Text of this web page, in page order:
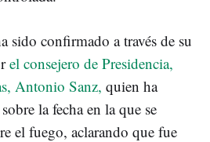
sido confirmado a través de su
el consejero de Presidencia,
Antonio Sanz, quien ha
la fecha en la que se
el fuego, aclarando que fue